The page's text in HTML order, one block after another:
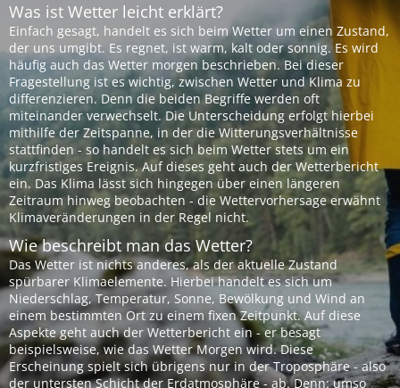
Was ist Wetter leicht erklärt?
Einfach gesagt, handelt es sich beim Wetter um einen Zustand,
der uns umgibt. Es regnet, ist warm, kalt oder sonnig. Es wird
häufig auch das Wetter morgen beschrieben. Bei dieser
Fragestellung ist es wichtig, zwischen Wetter und Klima zu
differenzieren. Denn die beiden Begriffe werden oft
miteinander verwechselt. Die Unterscheidung erfolgt hierbei
mithilfe der Zeitspanne, in der die Witterungsverhältnisse
stattfinden - so handelt es sich beim Wetter stets um ein
kurzfristiges Ereignis. Auf dieses geht auch der Wetterbericht
ein. Das Klima lässt sich hingegen über einen längeren
Zeitraum hinweg beobachten - die Wettervorhersage erwähnt
Klimaveränderungen in der Regel nicht.
Wie beschreibt man das Wetter?
Das Wetter ist nichts anderes, als der aktuelle Zustand
spürbarer Klimaelemente. Hierbei handelt es sich um
Niederschlag, Temperatur, Sonne, Bewölkung und Wind an
einem bestimmten Ort zu einem fixen Zeitpunkt. Auf diese
Aspekte geht auch der Wetterbericht ein - er besagt
beispielsweise, wie das Wetter Morgen wird. Diese
Erscheinung spielt sich übrigens nur in der Troposphäre - also
der untersten Schicht der Erdatmosphäre - ab. Denn: umso